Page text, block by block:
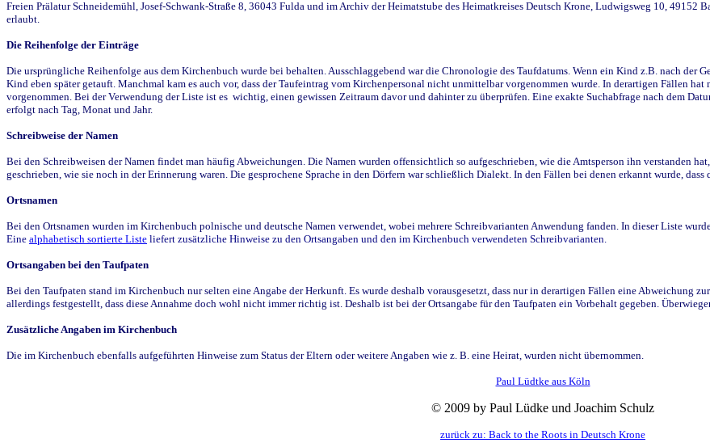
Freien Prälatur Schneidemühl, Josef-Schwank-Straße 8, 36043 Fulda und im Archiv der Heimatstube des Heimatkreises Deutsch Krone, Ludwigsweg 10, 49152
erlaubt.
Die Reihenfolge der Einträge
Die ursprüngliche Reihenfolge aus dem Kirchenbuch wurde bei behalten. Ausschlaggebend war die Chronologie des Taufdatums. Wenn ein Kind z.B. nach der
Kind eben später getauft. Manchmal kam es auch vor, dass der Taufeintrag vom Kirchenpersonal nicht unmittelbar vorgenommen wurde. In derartigen Fällen
vorgenommen. Bei der Verwendung der Liste ist es wichtig, einen gewissen Zeitraum davor und dahinter zu überprüfen. Eine exakte Suchabfrage nach dem
erfolgt nach Tag, Monat und Jahr.
Schreibweise der Namen
Bei den Schreibweisen der Namen findet man häufig Abweichungen. Die Namen wurden offensichtlich so aufgeschrieben, wie die Amtsperson ihn verstanden
geschrieben, wie sie noch in der Erinnerung waren. Die gesprochene Sprache in den Dörfern war schließlich Dialekt. In den Fällen bei denen erkannt wurde,
Ortsnamen
Bei den Ortsnamen wurden im Kirchenbuch polnische und deutsche Namen verwendet, wobei mehrere Schreibvarianten Anwendung fanden. In dieser Liste
Eine alphabetisch sortierte Liste liefert zusätzliche Hinweise zu den Ortsangaben und den im Kirchenbuch verwendeten Schreibvarianten.
Ortsangaben bei den Taufpaten
Bei den Taufpaten stand im Kirchenbuch nur selten eine Angabe der Herkunft. Es wurde deshalb vorausgesetzt, dass nur in derartigen Fällen eine Abweichung
allerdings festgestellt, dass diese Annahme doch wohl nicht immer richtig ist. Deshalb ist bei der Ortsangabe für den Taufpaten ein Vorbehalt gegeben.
Zusätzliche Angaben im Kirchenbuch
Die im Kirchenbuch ebenfalls aufgeführten Hinweise zum Status der Eltern oder weitere Angaben wie z. B. eine Heirat, wurden nicht übernommen.
Paul Lüdtke aus Köln
© 2009 by Paul Lüdke und Joachim Schulz
zurück zu: Back to the Roots in Deutsch Krone